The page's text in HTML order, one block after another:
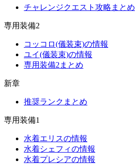
チャレンジクエスト攻略まとめ
専用装備2
コッコロ(儀装束)の情報
ユイ(儀装束)の情報
専用装備2まとめ
新章
推奨ランクまとめ
専用装備1
水着エリスの情報
水着シェフィの情報
水着プレシアの情報